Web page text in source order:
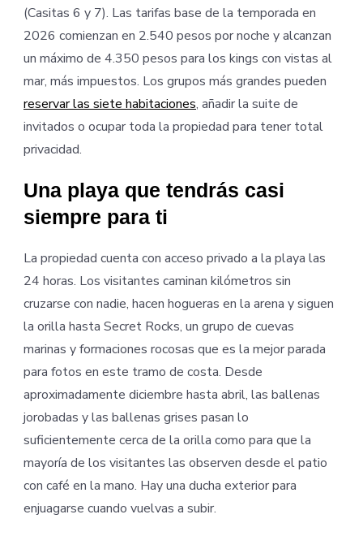
(Casitas 6 y 7). Las tarifas base de la temporada en
2026 comienzan en 2.540 pesos por noche y alcanzan
un máximo de 4.350 pesos para los kings con vistas al
mar, más impuestos. Los grupos más grandes pueden
reservar las siete habitaciones, añadir la suite de
invitados o ocupar toda la propiedad para tener total
privacidad.
Una playa que tendrás casi
siempre para ti
La propiedad cuenta con acceso privado a la playa las
24 horas. Los visitantes caminan kilómetros sin
cruzarse con nadie, hacen hogueras en la arena y siguen
la orilla hasta Secret Rocks, un grupo de cuevas
marinas y formaciones rocosas que es la mejor parada
para fotos en este tramo de costa. Desde
aproximadamente diciembre hasta abril, las ballenas
jorobadas y las ballenas grises pasan lo
suficientemente cerca de la orilla como para que la
mayoría de los visitantes las observen desde el patio
con café en la mano. Hay una ducha exterior para
enjuagarse cuando vuelvas a subir.